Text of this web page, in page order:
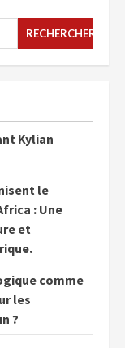
RECHERCHER
Kylian
le
: Une
et
comme
les
?